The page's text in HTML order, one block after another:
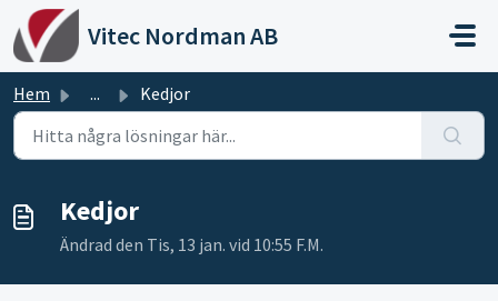
Hoppa över till huvudinnehåll
Vitec Nordman AB
Hem ... Kedjor
Kedjor
Ändrad den Tis, 13 jan. vid 10:55 F.M.